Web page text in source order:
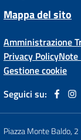
Mappa del sito
Amministrazione
Privacy PolicyNote
Gestione cookie
Seguici su:
Piazza Monte Baldo, 2